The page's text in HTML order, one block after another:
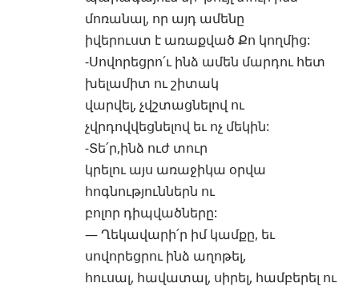
մոռանալ, որ այդ ամենը
իվերուստ է առաքված Քո կողմից:
-Սովորեցրո՛ւ ինձ ամեն մարդու հետ
խելամիտ ու շիտակ
վարվել, չվշտացնելով ու
չվրդովվեցնելով եւ ոչ մեկին:
-Տե՛ր,ինձ ուժ տուր
կրելու այս առաջիկա օրվա
հոգնություններն ու
բոլոր դիպվածները:
— Ղեկավարի՛ր իմ կամքը, եւ
սովորեցրու ինձ աղոթել,
հուսալ, հավատալ, սիրել, համբերել ու